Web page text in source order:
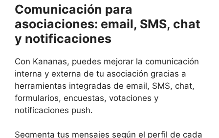
Comunicación para
asociaciones: email, SMS, chat
y notificaciones
Con Kananas, puedes mejorar la comunicación
interna y externa de tu asociación gracias a
herramientas integradas de email, SMS, chat,
formularios, encuestas, votaciones y
notificaciones push.
Segmenta tus mensajes según el perfil de cada